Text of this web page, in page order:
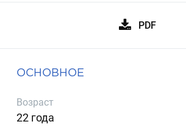
PDF
ОСНОВНОЕ
Возраст
22 года